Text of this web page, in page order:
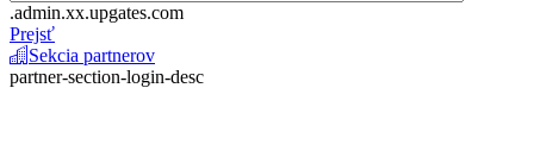
.admin.xx.upgates.com
Prejsť
Sekcia partnerov
partner-section-login-desc